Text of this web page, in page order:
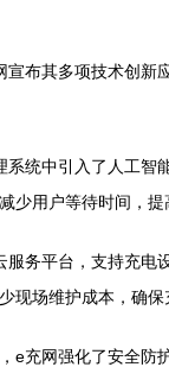
宣布其多项技术创新
系统中引入了人工智
少用户等待时间，
服务平台，支持充电
现场维护成本，确
e充网强化了安全防